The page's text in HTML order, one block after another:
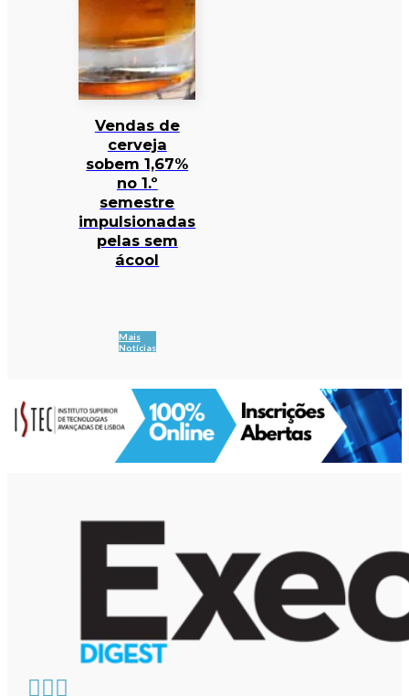
Vendas de
cerveja
sobem 1,67%
no 1.º
semestre
impulsionadas
pelas sem
ácool
Mais
Notícias